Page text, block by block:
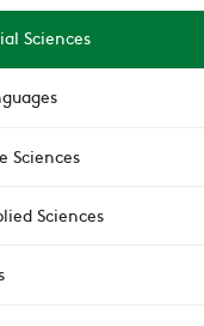
Sciences
Sciences
Sciences